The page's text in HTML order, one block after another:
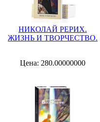
НИКОЛАЙ РЕРИХ.
ЖИЗНЬ И ТВОРЧЕСТВО.
Цена: 280.00000000